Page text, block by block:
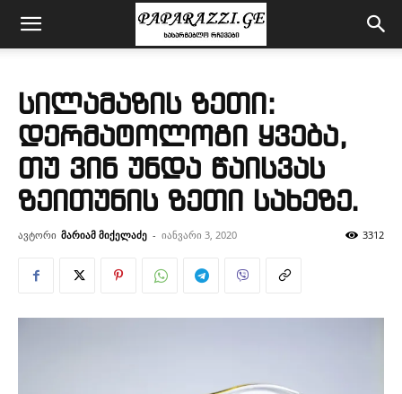
სილამაზის ზეთი:
დერმატოლოგი ყვება,
თუ ვინ უნდა წაისვას
ზეითუნის ზეთი სახეზე.
ავტორი მარიამ მიქელაძე - იანვარი 3, 2020 3312